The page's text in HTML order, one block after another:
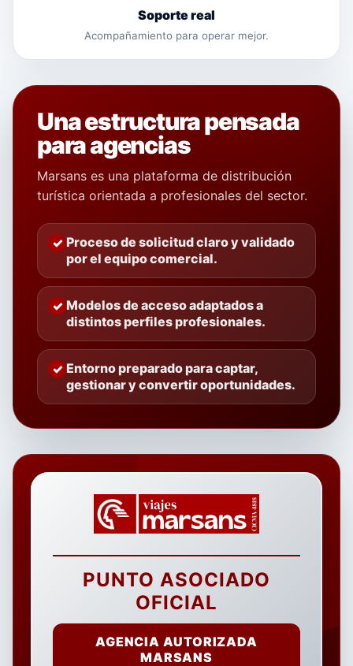
Soporte real
Acompañamiento para operar mejor.
Una estructura pensada
para agencias
Marsans es una plataforma de distribución
turística orientada a profesionales del sector.
Proceso de solicitud claro y validado
por el equipo comercial.
Modelos de acceso adaptados a
distintos perfiles profesionales.
Entorno preparado para captar,
gestionar y convertir oportunidades.
PUNTO ASOCIADO
OFICIAL
AGENCIA AUTORIZADA
MARSANS